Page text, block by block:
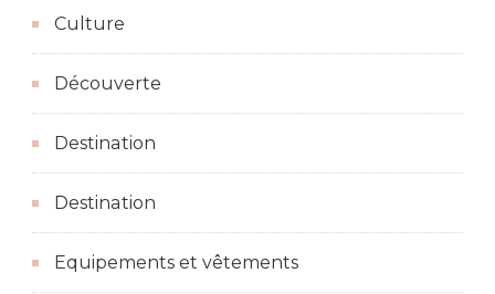
Culture
Découverte
Destination
Destination
Equipements et vêtements